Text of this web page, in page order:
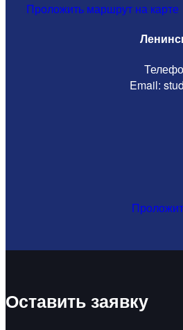
Проложить маршрут на карте
Email:
Оставить заявку